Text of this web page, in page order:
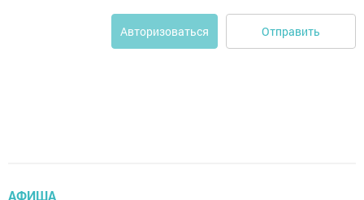
Авторизоваться Отправить
АФИША